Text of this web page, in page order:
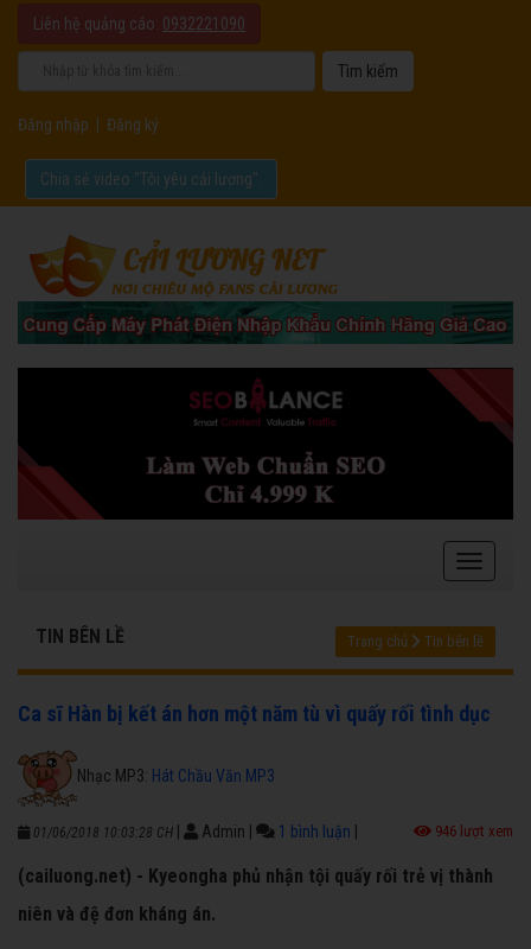
Liên hệ quảng cáo: 0932221090
Đăng nhập Đăng ký
Chia sẻ video "Tôi yêu cải lương".
TIN BÊN LỀ Trang chủ Tin bên lề
Ca sĩ Hàn bị kết án hơn một năm tù vì quấy rối tình dục
Nhạc MP3: Hát Chầu Văn MP3
01/06/2018 10:03:28 CH Admin 1 bình luận 946 lượt xem
(cailuong.net) - Kyeongha phủ nhận tội quấy rối trẻ vị thành
niên và đệ đơn kháng án.